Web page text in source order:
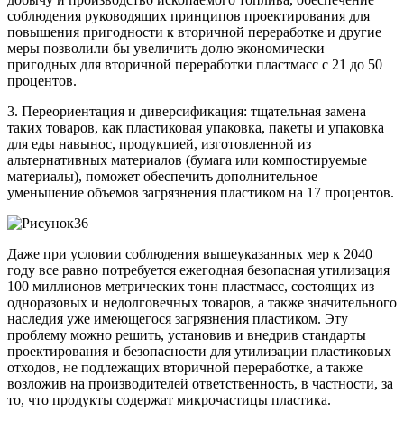
соблюдения руководящих принципов проектирования для
повышения пригодности к вторичной переработке и другие
меры позволили бы увеличить долю экономически
пригодных для вторичной переработки пластмасс с 21 до 50
процентов.
3. Переориентация и диверсификация: тщательная замена
таких товаров, как пластиковая упаковка, пакеты и упаковка
для еды навынос, продукцией, изготовленной из
альтернативных материалов (бумага или компостируемые
материалы), поможет обеспечить дополнительное
уменьшение объемов загрязнения пластиком на 17 процентов.
Даже при условии соблюдения вышеуказанных мер к 2040
году все равно потребуется ежегодная безопасная утилизация
100 миллионов метрических тонн пластмасс, состоящих из
одноразовых и недолговечных товаров, а также значительного
наследия уже имеющегося загрязнения пластиком. Эту
проблему можно решить, установив и внедрив стандарты
проектирования и безопасности для утилизации пластиковых
отходов, не подлежащих вторичной переработке, а также
возложив на производителей ответственность, в частности, за
то, что продукты содержат микрочастицы пластика.